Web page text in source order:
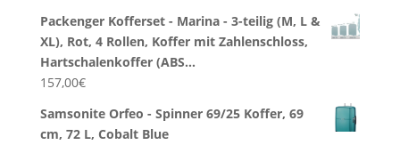
Packenger Kofferset - Marina - 3-teilig (M, L &
XL), Rot, 4 Rollen, Koffer mit Zahlenschloss,
Hartschalenkoffer (ABS…
157,00€
Samsonite Orfeo - Spinner 69/25 Koffer, 69
cm, 72 L, Cobalt Blue